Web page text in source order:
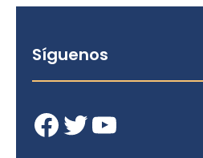
Síguenos
Facebook Twitter YouTube